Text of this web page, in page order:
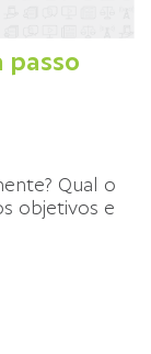
passo
Qual o
objetivos e